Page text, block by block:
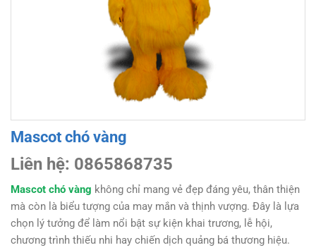
Mascot chó vàng
Liên hệ: 0865868735
Mascot chó vàng không chỉ mang vẻ đẹp đáng yêu, thân thiện
mà còn là biểu tượng của may mắn và thịnh vượng. Đây là lựa
chọn lý tưởng để làm nổi bật sự kiện khai trương, lễ hội,
chương trình thiếu nhi hay chiến dịch quảng bá thương hiệu.